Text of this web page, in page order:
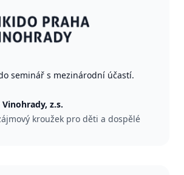
seminář s mezinárodní účastí.
z.s.
kroužek pro děti a dospělé